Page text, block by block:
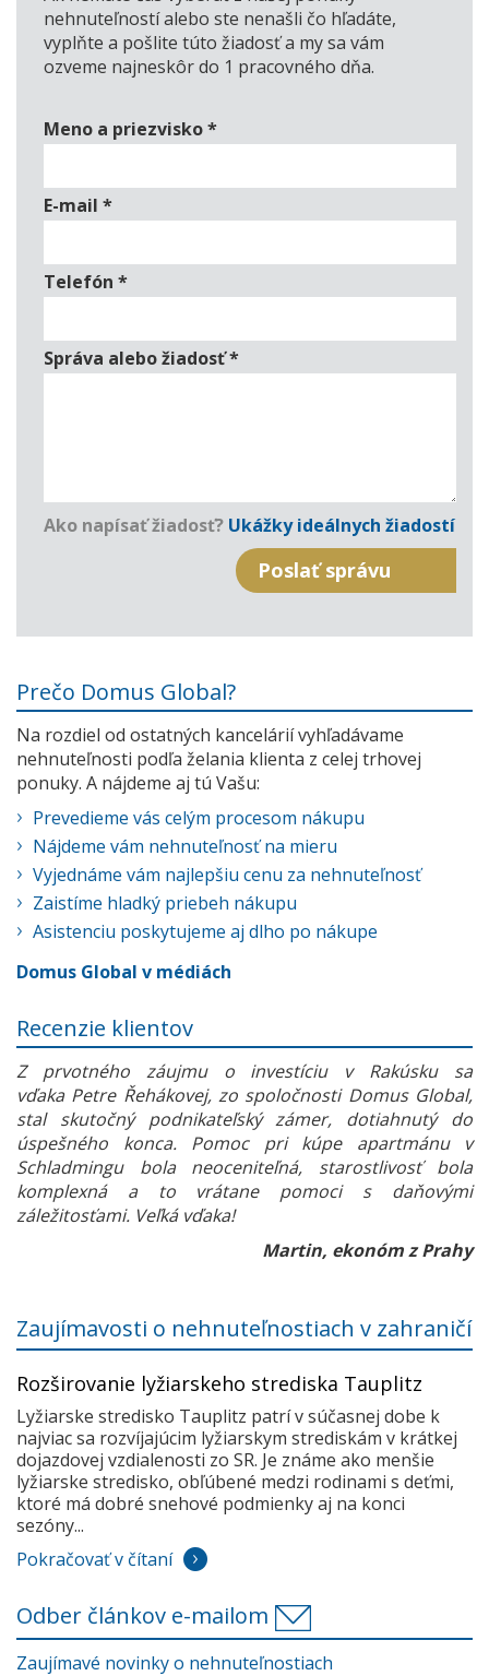
nehnuteľností alebo ste nenašli čo hľadáte,
vyplňte a pošlite túto žiadosť a my sa vám
ozveme najneskôr do 1 pracovného dňa.
Meno a priezvisko*
E-mail *
Telefón *
Správa alebo žiadosť*
Ako napísať žiadosť? Ukážky ideálnych žiadostí
Prečo Domus Global?
Na rozdiel od ostatných kancelárií vyhľadávame
nehnuteľnosti podľa želania klienta z celej trhovej
ponuky. A nájdeme aj tú Vašu:
Prevedieme vás celým procesom nákupu
Nájdeme vám nehnuteľnosť na mieru
Vyjednáme vám najlepšiu cenu za nehnuteľnosť
Zaistíme hladký priebeh nákupu
Asistenciu poskytujeme aj dlho po nákupe
Domus Global v médiách
Recenzie klientov
Z prvotného záujmu o investíciu v Rakúsku sa
vďaka Petre Řehákovej, zo spoločnosti Domus Global,
stal skutočný podnikateľský zámer, dotiahnutý do
úspešného konca. Pomoc pri kúpe apartmánu v
Schladmingu bola neoceniteľná, starostlivosť bola
komplexná a to vrátane pomoci s daňovými
záležitosťami. Veľká vďaka!
Martin, ekonóm z Prahy
Zaujímavosti o nehnuteľnostiach v zahraničí
Rozširovanie lyžiarskeho strediska Tauplitz
Lyžiarske stredisko Tauplitz patrí v súčasnej dobe k
najviac sa rozvíjajúcim lyžiarskym strediskám v krátkej
dojazdovej vzdialenosti zo SR. Je známe ako menšie
lyžiarske stredisko, obľúbené medzi rodinami s deťmi,
ktoré má dobré snehové podmienky aj na konci
sezóny...
Pokračovať v čítaní
Odber článkov e-mailom
Zaujímavé novinky o nehnuteľnostiach